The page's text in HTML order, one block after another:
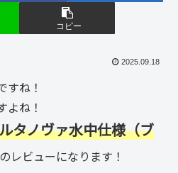
コピー
2025.09.18
すね！
よね！
タノヴァ水中仕様（ブ
のレビューになります！